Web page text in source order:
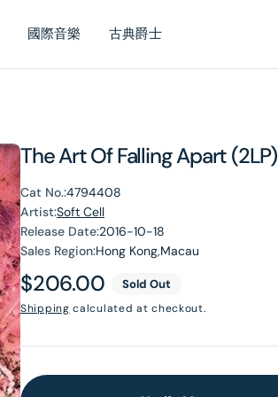
國際音樂 古典爵士
The Art Of Falling Apart (2LP)
Cat No.:4794408
Artist:Soft Cell
Release Date:2016-10-18
Sales Region:Hong Kong,Macau
Regular
price
$206.00 Sold Out
Shipping calculated at checkout.